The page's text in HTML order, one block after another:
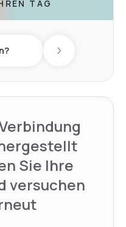
TAG
Next day
Sie Ihre
versuchen